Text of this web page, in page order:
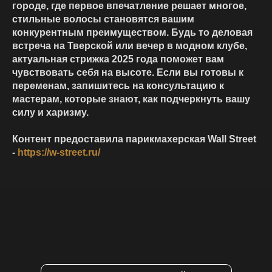
городе, где первое впечатление решает многое,
стильные волосы становятся вашим
конкурентным преимуществом. Будь то деловая
встреча на Тверской или вечер в модном клубе,
актуальная стрижка 2025 года поможет вам
чувствовать себя на высоте. Если вы готовы к
переменам, запишитесь на консультацию к
мастерам, которые знают, как подчеркнуть вашу
силу и харизму.
Контент предоставила парикмахерская Wall Street
- https://w-street.ru/